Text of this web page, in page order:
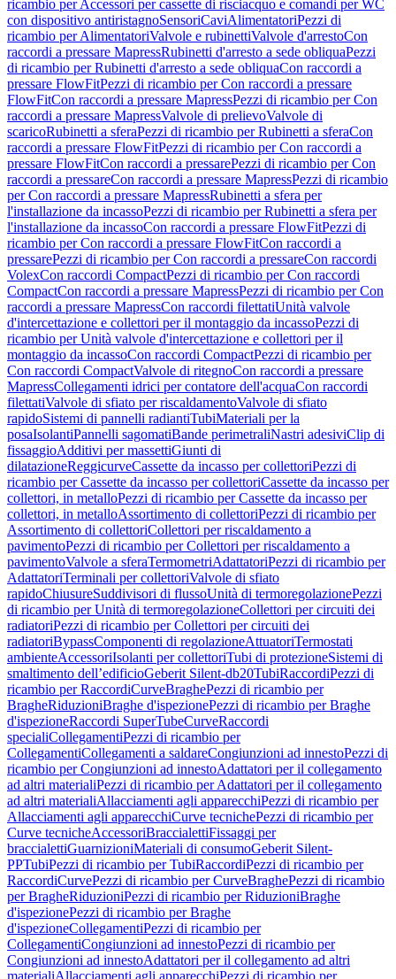
ricambio per Accessori per cassette di risciacquo e comandi per WC
con dispositivo antiristagnoSensoriCaviAlimentatoriPezzi di
ricambio per AlimentatoriValvole e rubinettiValvole d'arrestoCon
raccordi a pressare MapressRubinetti d'arresto a sede obliquaPezzi
di ricambio per Rubinetti d'arresto a sede obliquaCon raccordi a
pressare FlowFitPezzi di ricambio per Con raccordi a pressare
FlowFitCon raccordi a pressare MapressPezzi di ricambio per Con
raccordi a pressare MapressValvole di prelievoValvole di
scaricoRubinetti a sferaPezzi di ricambio per Rubinetti a sferaCon
raccordi a pressare FlowFitPezzi di ricambio per Con raccordi a
pressare FlowFitCon raccordi a pressarePezzi di ricambio per Con
raccordi a pressareCon raccordi a pressare MapressPezzi di ricambio
per Con raccordi a pressare MapressRubinetti a sfera per
l'installazione da incassoPezzi di ricambio per Rubinetti a sfera per
l'installazione da incassoCon raccordi a pressare FlowFitPezzi di
ricambio per Con raccordi a pressare FlowFitCon raccordi a
pressarePezzi di ricambio per Con raccordi a pressareCon raccordi
VolexCon raccordi CompactPezzi di ricambio per Con raccordi
CompactCon raccordi a pressare MapressPezzi di ricambio per Con
raccordi a pressare MapressCon raccordi filettatiUnità valvole
d'intercettazione e collettori per il montaggio da incassoPezzi di
ricambio per Unità valvole d'intercettazione e collettori per il
montaggio da incassoCon raccordi CompactPezzi di ricambio per
Con raccordi CompactValvole di ritegnoCon raccordi a pressare
MapressCollegamenti idrici per contatore dell'acquaCon raccordi
filettatiValvole di sfiato per riscaldamentoValvole di sfiato
rapidoSistemi di pannelli radiantiTubiMateriali per la
posaIsolantiPannelli sagomatiBande perimetraliNastri adesiviClip di
fissaggioAdditivi per massettiGiunti di
dilatazioneReggicurveCassette da incasso per collettoriPezzi di
ricambio per Cassette da incasso per collettoriCassette da incasso per
collettori, in metalloPezzi di ricambio per Cassette da incasso per
collettori, in metalloAssortimento di collettoriPezzi di ricambio per
Assortimento di collettoriCollettori per riscaldamento a
pavimentoPezzi di ricambio per Collettori per riscaldamento a
pavimentoValvole a sferaTermometriAdattatoriPezzi di ricambio per
AdattatoriTerminali per collettoriValvole di sfiato
rapidoChiusureSuddivisori di flussoUnità di termoregolazionePezzi
di ricambio per Unità di termoregolazioneCollettori per circuiti dei
radiatoriPezzi di ricambio per Collettori per circuiti dei
radiatoriBypassComponenti di regolazioneAttuatoriTermostati
ambienteAccessoriIsolanti per collettoriTubi di protezioneSistemi di
smaltimento dell’edificioGeberit Silent-db20TubiRaccordiPezzi di
ricambio per RaccordiCurveBraghePezzi di ricambio per
BragheRiduzioniBraghe d'ispezionePezzi di ricambio per Braghe
d'ispezioneRaccordi SuperTubeCurveRaccordi
specialiCollegamentiPezzi di ricambio per
CollegamentiCollegamenti a saldareCongiunzioni ad innestoPezzi di
ricambio per Congiunzioni ad innestoAdattatori per il collegamento
ad altri materialiPezzi di ricambio per Adattatori per il collegamento
ad altri materialiAllacciamenti agli apparecchiPezzi di ricambio per
Allacciamenti agli apparecchiCurve tecnichePezzi di ricambio per
Curve tecnicheAccessoriBraccialettiFissaggi per
braccialettiGuarnizioniMateriali di consumoGeberit Silent-
PPTubiPezzi di ricambio per TubiRaccordiPezzi di ricambio per
RaccordiCurvePezzi di ricambio per CurveBraghePezzi di ricambio
per BragheRiduzioniPezzi di ricambio per RiduzioniBraghe
d'ispezionePezzi di ricambio per Braghe
d'ispezioneCollegamentiPezzi di ricambio per
CollegamentiCongiunzioni ad innestoPezzi di ricambio per
Congiunzioni ad innestoAdattatori per il collegamento ad altri
materialiAllacciamenti agli apparecchiPezzi di ricambio per